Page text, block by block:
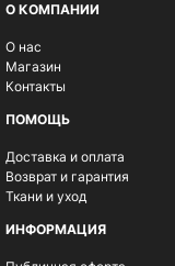
О КОМПАНИИ
О нас
Магазин
Контакты
ПОМОЩЬ
Доставка и оплата
Возврат и гарантия
Ткани и уход
ИНФОРМАЦИЯ